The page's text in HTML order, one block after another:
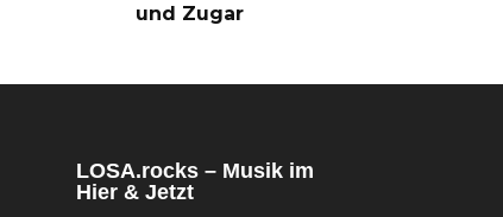
und Zugar
LOSA.rocks – Musik im
Hier & Jetzt